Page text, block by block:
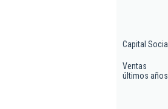
Capital Social
Ventas
últimos años